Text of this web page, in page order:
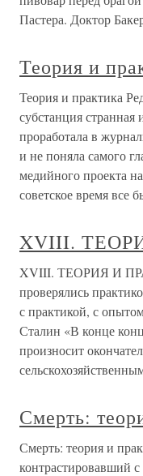
Пастера. Доктор
Теория и
Теория и практика
субстанция
проработала в
и не поняла самого
медийного проекта
советское время все
XVIII.
XVIII. ТЕОРИЯ И
проверялись
с практикой, с
Сталин «В конце
произносит
Смерть:
Смерть: теория и
контрастировавший